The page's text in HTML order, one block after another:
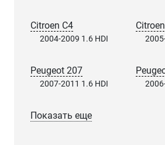
Citroen C4
2004-2009 1.6 HDI
Peugeot 207
2007-2011 1.6 HDI
Показать еще